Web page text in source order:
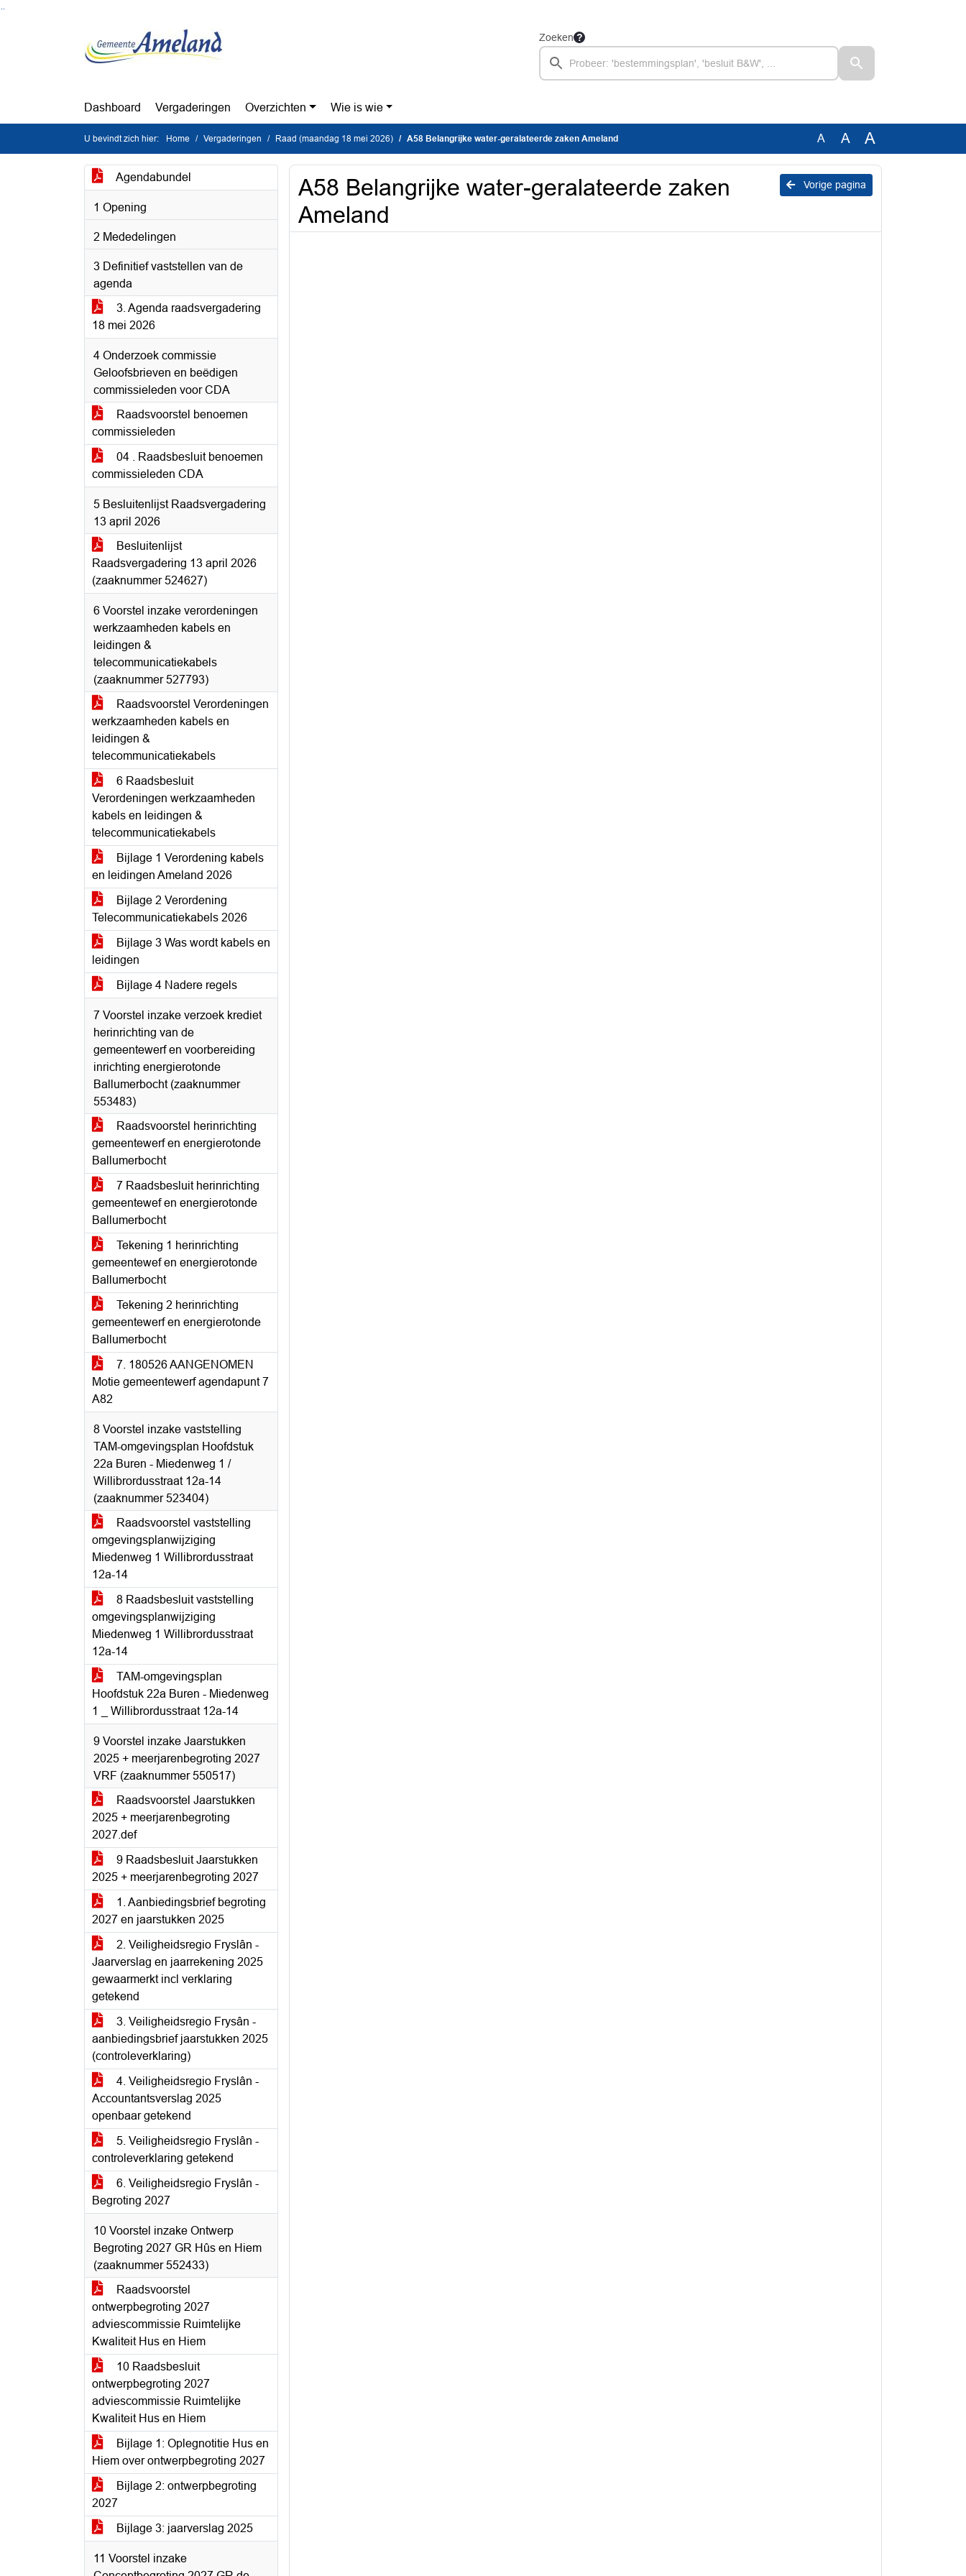
Zoeken
Dashboard Vergaderingen Overzichten Wie is wie
U bevindt zich hier: Home Vergaderingen Raad (maandag 18 mei 2026) A58 Belangrijke water-geralateerde zaken Ameland A A A
Agendabundel
1 Opening
2 Mededelingen
3 Definitief vaststellen van de
agenda
3. Agenda raadsvergadering
18 mei 2026
4 Onderzoek commissie
Geloofsbrieven en beëdigen
commissieleden voor CDA
Raadsvoorstel benoemen
commissieleden
04 . Raadsbesluit benoemen
commissieleden CDA
5 Besluitenlijst Raadsvergadering
13 april 2026
Besluitenlijst
Raadsvergadering 13 april 2026
(zaaknummer 524627)
6 Voorstel inzake verordeningen
werkzaamheden kabels en
leidingen &
telecommunicatiekabels
(zaaknummer 527793)
Raadsvoorstel Verordeningen
werkzaamheden kabels en
leidingen &
telecommunicatiekabels
6 Raadsbesluit
Verordeningen werkzaamheden
kabels en leidingen &
telecommunicatiekabels
Bijlage 1 Verordening kabels
en leidingen Ameland 2026
Bijlage 2 Verordening
Telecommunicatiekabels 2026
Bijlage 3 Was wordt kabels en
leidingen
Bijlage 4 Nadere regels
7 Voorstel inzake verzoek krediet
herinrichting van de
gemeentewerf en voorbereiding
inrichting energierotonde
Ballumerbocht (zaaknummer
553483)
Raadsvoorstel herinrichting
gemeentewerf en energierotonde
Ballumerbocht
7 Raadsbesluit herinrichting
gemeentewef en energierotonde
Ballumerbocht
Tekening 1 herinrichting
gemeentewef en energierotonde
Ballumerbocht
Tekening 2 herinrichting
gemeentewerf en energierotonde
Ballumerbocht
7. 180526 AANGENOMEN
Motie gemeentewerf agendapunt 7
A82
8 Voorstel inzake vaststelling
TAM-omgevingsplan Hoofdstuk
22a Buren - Miedenweg 1 /
Willibrordusstraat 12a-14
(zaaknummer 523404)
Raadsvoorstel vaststelling
omgevingsplanwijziging
Miedenweg 1 Willibrordusstraat
12a-14
8 Raadsbesluit vaststelling
omgevingsplanwijziging
Miedenweg 1 Willibrordusstraat
12a-14
TAM-omgevingsplan
Hoofdstuk 22a Buren - Miedenweg
1 _ Willibrordusstraat 12a-14
9 Voorstel inzake Jaarstukken
2025 + meerjarenbegroting 2027
VRF (zaaknummer 550517)
Raadsvoorstel Jaarstukken
2025 + meerjarenbegroting
2027.def
9 Raadsbesluit Jaarstukken
2025 + meerjarenbegroting 2027
1. Aanbiedingsbrief begroting
2027 en jaarstukken 2025
2. Veiligheidsregio Fryslân -
Jaarverslag en jaarrekening 2025
gewaarmerkt incl verklaring
getekend
3. Veiligheidsregio Frysân -
aanbiedingsbrief jaarstukken 2025
(controleverklaring)
4. Veiligheidsregio Fryslân -
Accountantsverslag 2025
openbaar getekend
5. Veiligheidsregio Fryslân -
controleverklaring getekend
6. Veiligheidsregio Fryslân -
Begroting 2027
10 Voorstel inzake Ontwerp
Begroting 2027 GR Hûs en Hiem
(zaaknummer 552433)
Raadsvoorstel
ontwerpbegroting 2027
adviescommissie Ruimtelijke
Kwaliteit Hus en Hiem
10 Raadsbesluit
ontwerpbegroting 2027
adviescommissie Ruimtelijke
Kwaliteit Hus en Hiem
Bijlage 1: Oplegnotitie Hus en
Hiem over ontwerpbegroting 2027
Bijlage 2: ontwerpbegroting
2027
Bijlage 3: jaarverslag 2025
11 Voorstel inzake
Vorige pagina
A58 Belangrijke water-geralateerde zaken
Ameland